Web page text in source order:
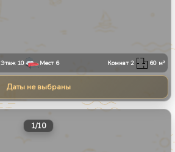
Этаж 10 Мест 6 Комнат2 60 м²
Даты не выбраны
1/10